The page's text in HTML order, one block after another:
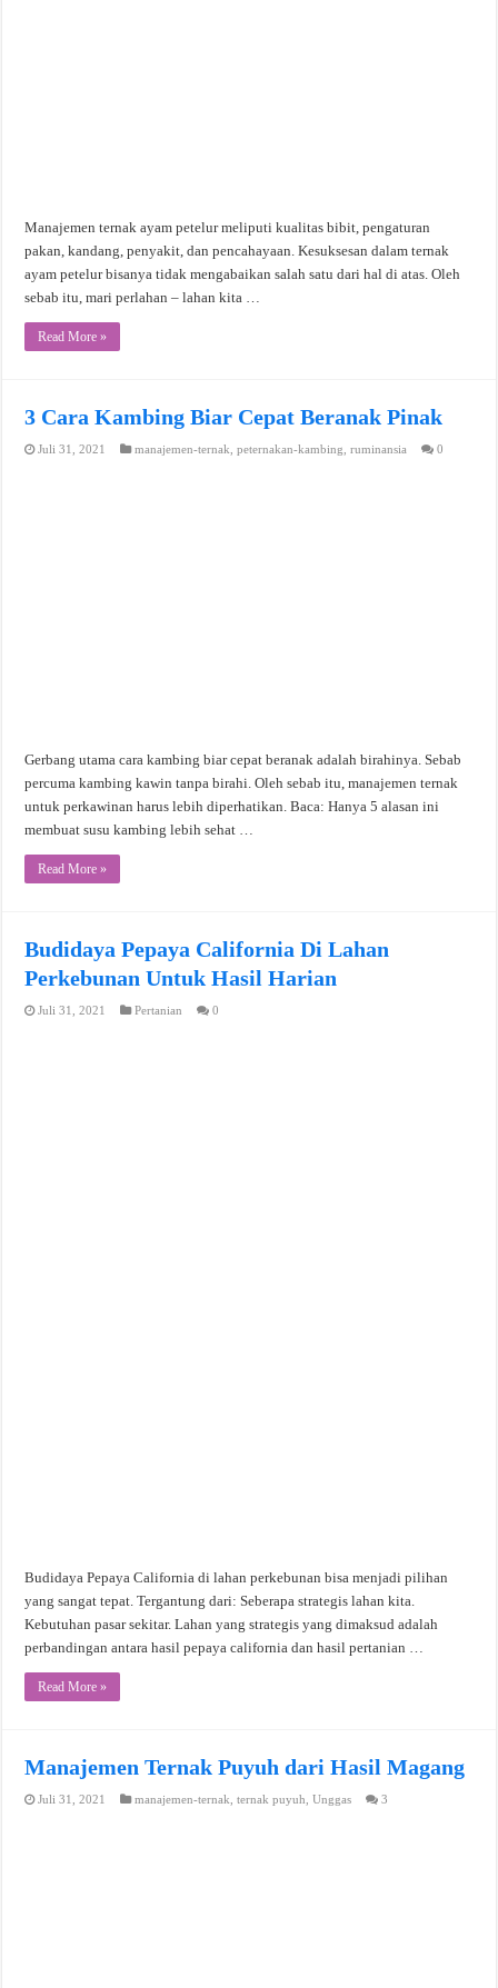
Manajemen ternak ayam petelur meliputi kualitas bibit, pengaturan
pakan, kandang, penyakit, dan pencahayaan. Kesuksesan dalam ternak
ayam petelur bisanya tidak mengabaikan salah satu dari hal di atas. Oleh
sebab itu, mari perlahan – lahan kita …
Read More »
3 Cara Kambing Biar Cepat Beranak Pinak
Juli 31, 2021 manajemen-ternak,peternakan-kambing,ruminansia 0
Gerbang utama cara kambing biar cepat beranak adalah birahinya. Sebab
percuma kambing kawin tanpa birahi. Oleh sebab itu, manajemen ternak
untuk perkawinan harus lebih diperhatikan. Baca: Hanya 5 alasan ini
membuat susu kambing lebih sehat …
Read More »
Budidaya Pepaya California Di Lahan
Perkebunan Untuk Hasil Harian
Juli 31, 2021 Pertanian 0
Budidaya Pepaya California di lahan perkebunan bisa menjadi pilihan
yang sangat tepat. Tergantung dari: Seberapa strategis lahan kita.
Kebutuhan pasar sekitar. Lahan yang strategis yang dimaksud adalah
perbandingan antara hasil pepaya california dan hasil pertanian …
Read More »
Manajemen Ternak Puyuh dari Hasil Magang
Juli 31, 2021 manajemen-ternak ,ternak puyuh ,Unggas 3